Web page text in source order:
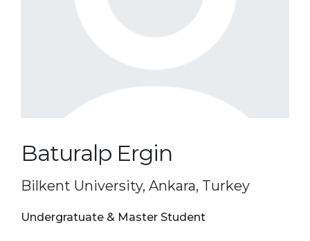
Baturalp Ergin
Bilkent University, Ankara, Turkey
Undergratuate & Master Student